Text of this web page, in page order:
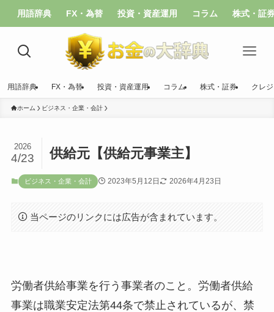
用語辞典 FX・為替 投資・資産運用 コラム 株式・証
用語辞典 FX・為替 投資・資産運用 コラム 株式・証券 クレ
ホーム ビジネス・企業・会計
供給元【供給元事業主】
2026
4/23
ビジネス・企業・会計 2023年5月12日 2026年4月23日
当ページのリンクには広告が含まれています。
労働者供給事業を行う事業者のこと。労働者供給
事業は職業安定法第44条で禁止されているが、禁